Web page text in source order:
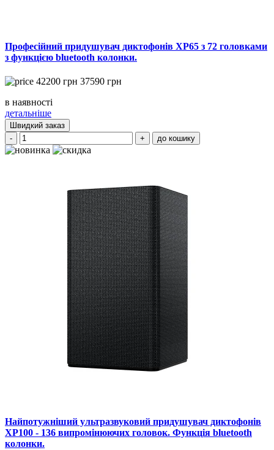
Професійний придушувач диктофонів XP65 з 72 головками
з функцією bluetooth колонки.
42200 грн 37590 грн
в наявності
детальніше
Швидкий заказ
-
+ до кошику
Найпотужніший ультразвуковий придушувач диктофонів
XP100 - 136 випромінюючих головок. Функція bluetooth
колонки.